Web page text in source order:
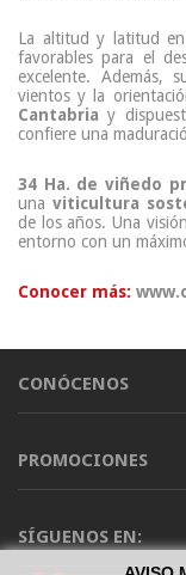
La altitud y latitud
favorables para el
excelente. Además,
vientos y la
Cantabriay
confiere una
34 Ha. de viñedo
una viticultura
de los años. Una
entorno con un
Conocer más:
CONÓCENOS
PROMOCIONES
SÍGUENOS EN: